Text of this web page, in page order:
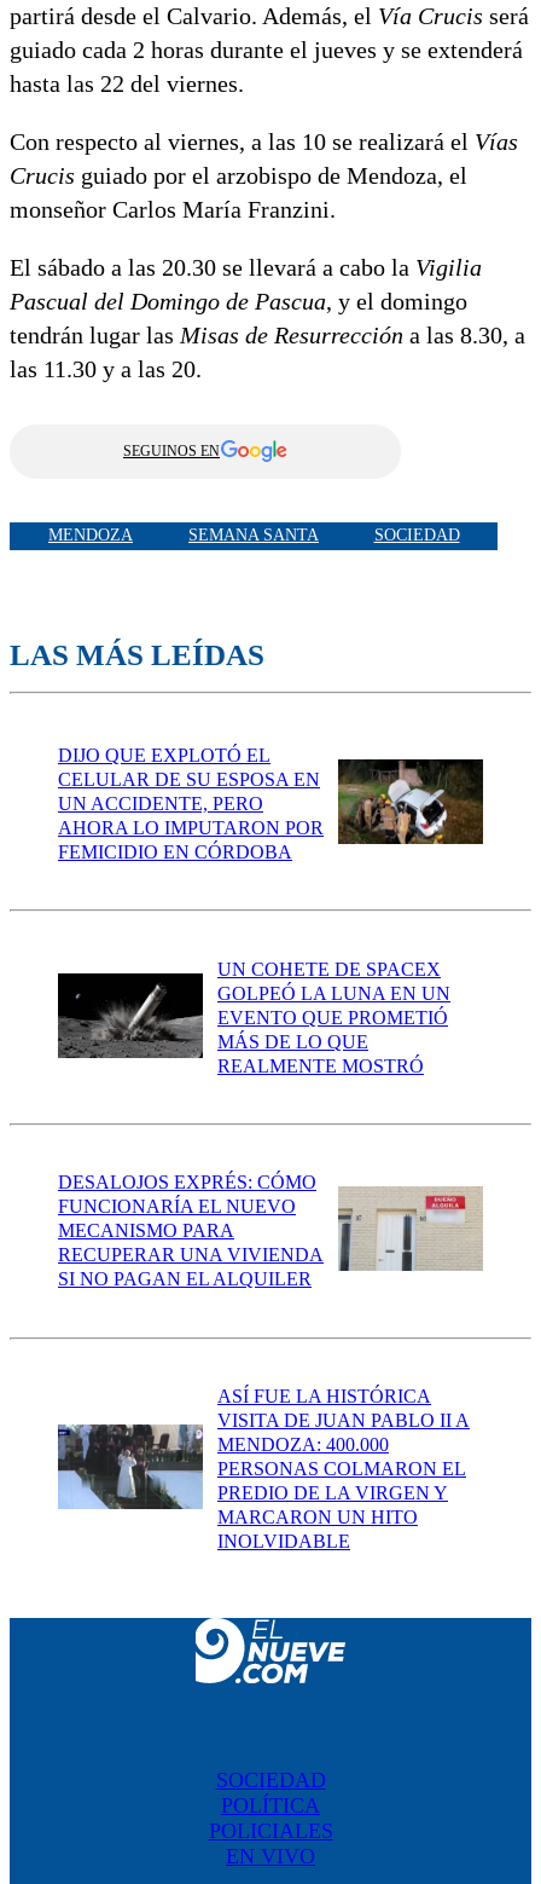
partirá desde el Calvario. Además, el Vía Crucis será
guiado cada 2 horas durante el jueves y se extenderá
hasta las 22 del viernes.
Con respecto al viernes, a las 10 se realizará el Vías
Crucis guiado por el arzobispo de Mendoza, el
monseñor Carlos María Franzini.
El sábado a las 20.30 se llevará a cabo la Vigilia
Pascual del Domingo de Pascua, y el domingo
tendrán lugar las Misas de Resurrección a las 8.30, a
las 11.30 y a las 20.
SEGUINOS EN
MENDOZA SEMANA SANTA SOCIEDAD
LAS MÁS LEÍDAS
DIJO QUE EXPLOTÓ EL
CELULAR DE SU ESPOSA EN
UN ACCIDENTE, PERO
AHORA LO IMPUTARON POR
FEMICIDIO EN CÓRDOBA
UN COHETE DE SPACEX
GOLPEÓ LA LUNA EN UN
EVENTO QUE PROMETIÓ
MÁS DE LO QUE
REALMENTE MOSTRÓ
DESALOJOS EXPRÉS: CÓMO
FUNCIONARÍA EL NUEVO
MECANISMO PARA
RECUPERAR UNA VIVIENDA
SI NO PAGAN EL ALQUILER
ASÍ FUE LA HISTÓRICA
VISITA DE JUAN PABLO II A
MENDOZA: 400.000
PERSONAS COLMARON EL
PREDIO DE LA VIRGEN Y
MARCARON UN HITO
INOLVIDABLE
SOCIEDAD
POLÍTICA
POLICIALES
EN VIVO